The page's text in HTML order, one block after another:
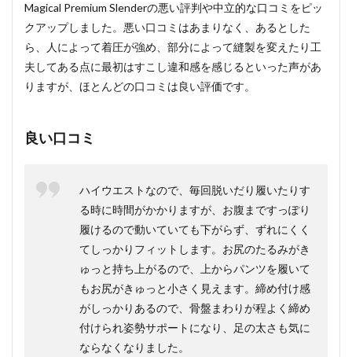
Magical Premium Slenderの悪い評判や中立的な口コミをピッ
クアップしました。悪い口コミはあまりなく、あるとした
ら、人によって着圧が強め、部分によって縫製を変えたり工
夫してある点に最初はすこし違和感を感じるといった声があ
りますが、ほとんどの口コミは良い評価です。
良い口コミ
ハイウエストなので、毎回脱いだり履いたりす
る時に時間がかかりますが、お腹まですっぽり
履けるので動いていても下がらず、ずれにくく
てしっかりフィットします。お尻のたるみがき
ゅっと持ち上がるので、上からパンツを履いて
もお尻がきゅっと小さく見えます。締め付け感
がしっかりあるので、骨盤まわりが程よく締め
付けられ姿勢サポートになり、足の太さも気に
ならなくなりました。